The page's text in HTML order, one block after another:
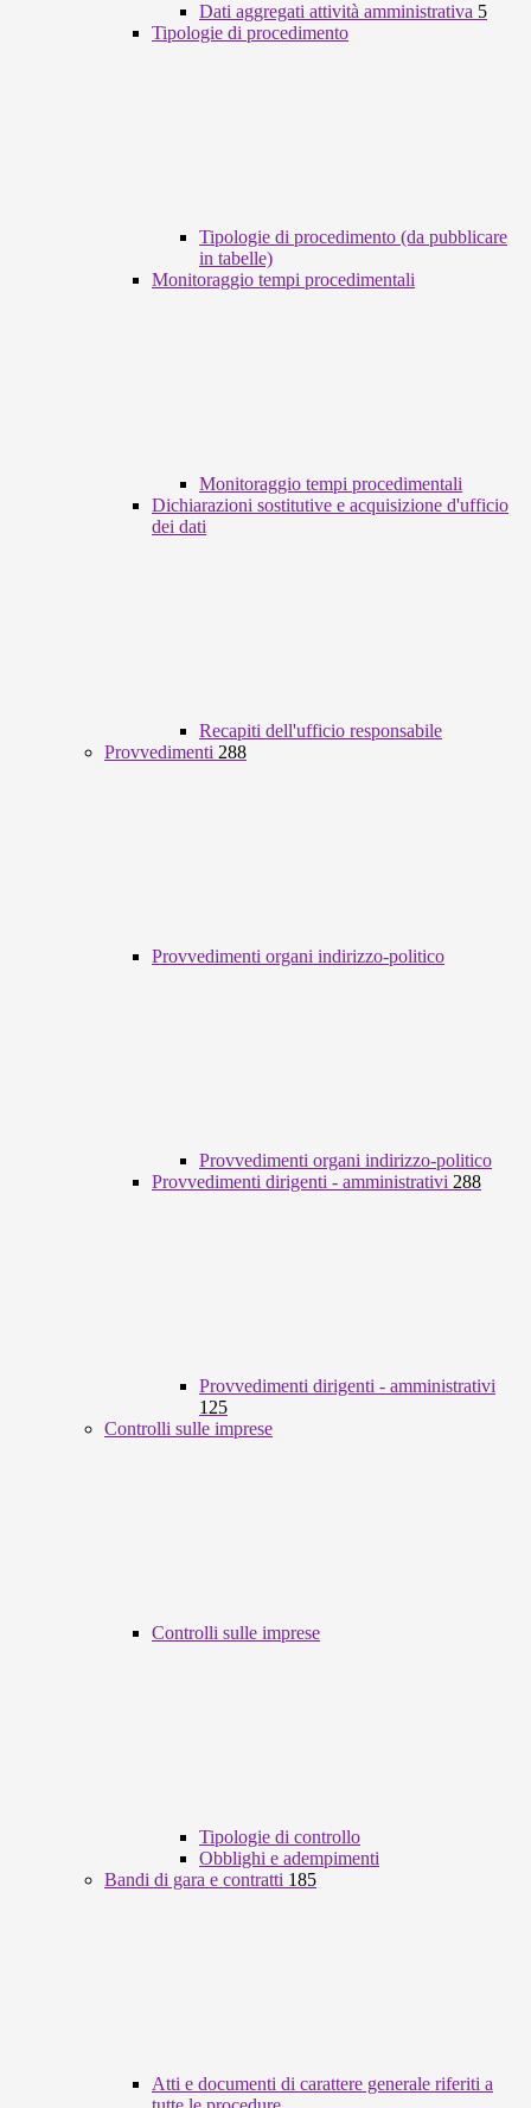
Dati aggregati attività amministrativa 5
Tipologie di procedimento
Tipologie di procedimento (da pubblicare
in tabelle)
Monitoraggio tempi procedimentali
Monitoraggio tempi procedimentali
Dichiarazioni sostitutive e acquisizione d'ufficio
dei dati
Recapiti dell'ufficio responsabile
Provvedimenti 288
Provvedimenti organi indirizzo-politico
Provvedimenti organi indirizzo-politico
Provvedimenti dirigenti - amministrativi 288
Provvedimenti dirigenti - amministrativi
125
Controlli sulle imprese
Controlli sulle imprese
Tipologie di controllo
Obblighi e adempimenti
Bandi di gara e contratti 185
Atti e documenti di carattere generale riferiti a